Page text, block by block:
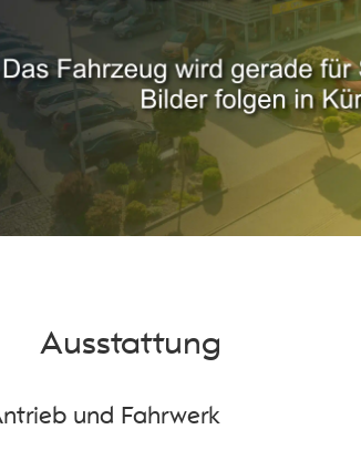
Ausstattung
und Fahrwerk